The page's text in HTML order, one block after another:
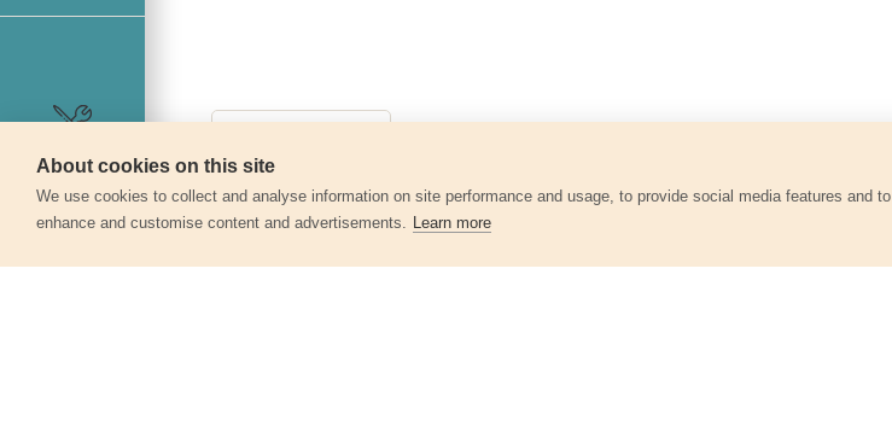
Szerviz
About cookies on this site
We use cookies to collect and analyse information on site performance and usage, to provide social media features and to
enhance and customise content and advertisements. Learn more